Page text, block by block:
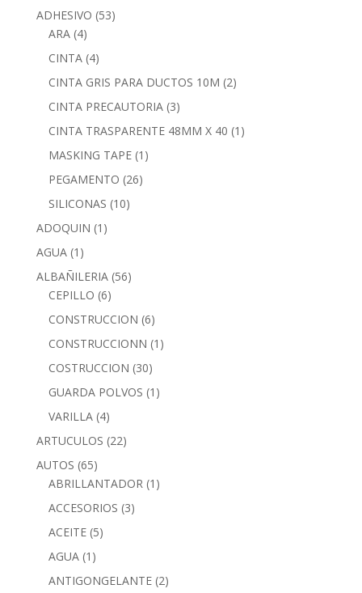
ADHESIVO (53)
ARA (4)
CINTA (4)
CINTA GRIS PARA DUCTOS 10M (2)
CINTA PRECAUTORIA (3)
CINTA TRASPARENTE 48MM X 40 (1)
MASKING TAPE (1)
PEGAMENTO (26)
SILICONAS (10)
ADOQUIN (1)
AGUA (1)
ALBAÑILERIA (56)
CEPILLO (6)
CONSTRUCCION (6)
CONSTRUCCIONN (1)
COSTRUCCION (30)
GUARDA POLVOS (1)
VARILLA (4)
ARTUCULOS (22)
AUTOS (65)
ABRILLANTADOR (1)
ACCESORIOS (3)
ACEITE (5)
AGUA (1)
ANTIGONGELANTE (2)